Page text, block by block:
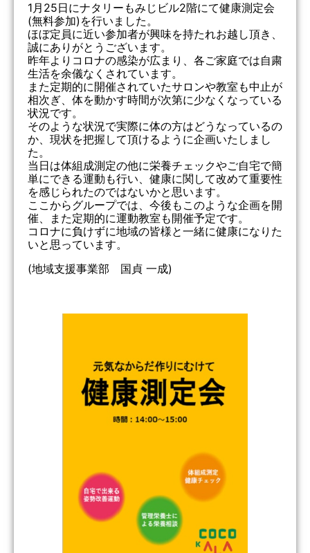
1月25日にナタリーもみじビル2階にて健康測定会
(無料参加)を行いました。
ほぼ定員に近い参加者が興味を持たれお越し頂き、
誠にありがとうございます。
昨年よりコロナの感染が広まり、各ご家庭では自粛
生活を余儀なくされています。
また定期的に開催されていたサロンや教室も中止が
相次ぎ、体を動かす時間が次第に少なくなっている
状況です。
そのような状況で実際に体の方はどうなっているの
か、現状を把握して頂けるように企画いたしまし
た。
当日は体組成測定の他に栄養チェックやご自宅で簡
単にできる運動も行い、健康に関して改めて重要性
を感じられたのではないかと思います。
ここからグループでは、今後もこのような企画を開
催、また定期的に運動教室も開催予定です。
コロナに負けずに地域の皆様と一緒に健康になりた
いと思っています。
(地域支援事業部 国貞 一成)